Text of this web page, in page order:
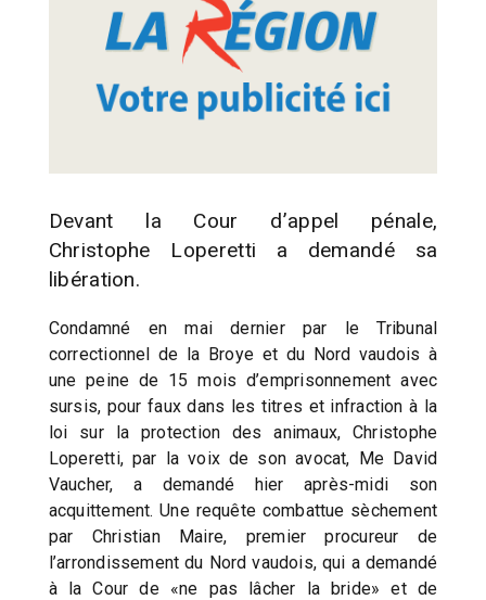
Devant la Cour d’appel pénale,
Christophe Loperetti a demandé sa
libération.
Condamné en mai dernier par le Tribunal
correctionnel de la Broye et du Nord vaudois à
une peine de 15 mois d’emprisonnement avec
sursis, pour faux dans les titres et infraction à la
loi sur la protection des animaux, Christophe
Loperetti, par la voix de son avocat, Me David
Vaucher, a demandé hier après-midi son
acquittement. Une requête combattue sèchement
par Christian Maire, premier procureur de
l’arrondissement du Nord vaudois, qui a demandé
à la Cour de «ne pas lâcher la bride» et de